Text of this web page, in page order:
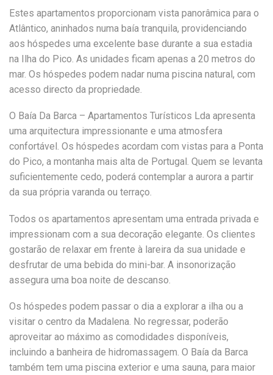
Estes apartamentos proporcionam vista panorâmica para o
Atlântico, aninhados numa baía tranquila, providenciando
aos hóspedes uma excelente base durante a sua estadia
na Ilha do Pico. As unidades ficam apenas a 20 metros do
mar. Os hóspedes podem nadar numa piscina natural, com
acesso directo da propriedade.
O Baía Da Barca – Apartamentos Turísticos Lda apresenta
uma arquitectura impressionante e uma atmosfera
confortável. Os hóspedes acordam com vistas para a Ponta
do Pico, a montanha mais alta de Portugal. Quem se levanta
suficientemente cedo, poderá contemplar a aurora a partir
da sua própria varanda ou terraço.
Todos os apartamentos apresentam uma entrada privada e
impressionam com a sua decoração elegante. Os clientes
gostarão de relaxar em frente à lareira da sua unidade e
desfrutar de uma bebida do mini-bar. A insonorização
assegura uma boa noite de descanso.
Os hóspedes podem passar o dia a explorar a ilha ou a
visitar o centro da Madalena. No regressar, poderão
aproveitar ao máximo as comodidades disponíveis,
incluindo a banheira de hidromassagem. O Baía da Barca
também tem uma piscina exterior e uma sauna, para maior